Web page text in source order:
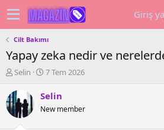
Giriş
Cilt Bakımı
Yapay zeka nedir ve
K
n
u
y
Selin
B
ş
a
7 Tem 2026
Selin
New member